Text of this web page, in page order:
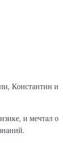
Константин и
и мечтал о